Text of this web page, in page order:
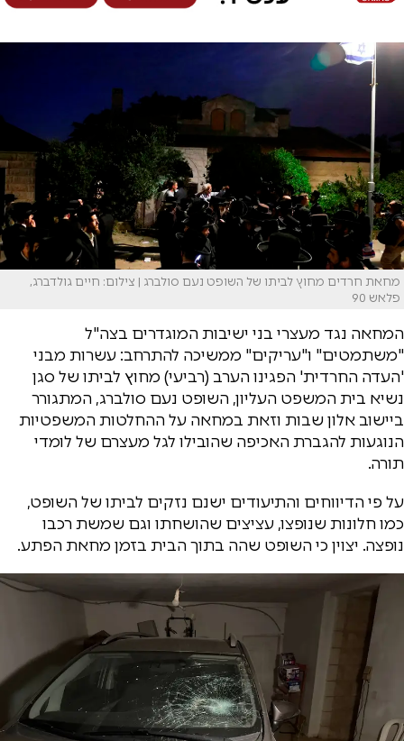
מחאת חרדים מחוץ לביתו של השופט נעם סולברג | צילום: חיים גולדברג,
פלאש 90
המחאה נגד מעצרי בני ישיבות המוגדרים בצה"ל
"משתמטים" ו"עריקים" ממשיכה להתרחב: עשרות מבני
'העדה החרדית' הפגינו הערב (רביעי) מחוץ לביתו של סגן
נשיא בית המשפט העליון, השופט נעם סולברג, המתגורר
ביישוב אלון שבות וזאת במחאה על ההחלטות המשפטיות
הנוגעות להגברת האכיפה שהובילו לגל מעצרם של לומדי
תורה.
על פי הדיווחים והתיעודים ישנם נזקים לביתו של השופט,
כמו חלונות שנופצו, עציצים שהושחתו וגם שמשת רכבו
נופצה. יצוין כי השופט שהה בתוך הבית בזמן מחאת הפתע.